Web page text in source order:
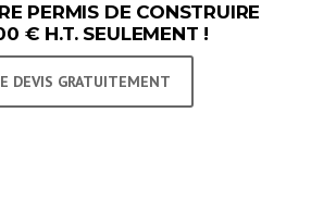
PERMIS DE CONSTRUIRE
€ H.T. SEULEMENT !
DEVIS GRATUITEMENT